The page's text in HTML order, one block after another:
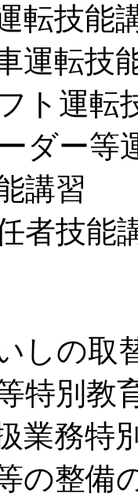
転技能
運転技
ト運転
ダー等
講習
者技能
しの取
特別教
業務特
の整備